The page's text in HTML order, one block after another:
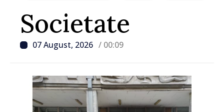
Societate
07 August, 2026 / 00:09